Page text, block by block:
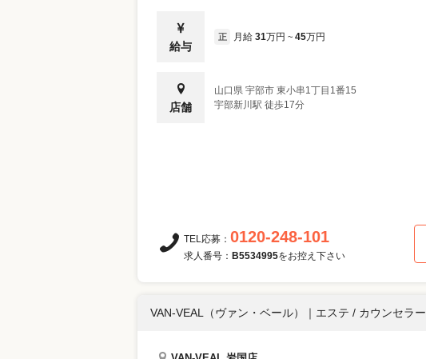
給与
正 月給 31万円 ~ 45万円
店舗
山口県 宇部市 東小串1丁目1番15
宇部新川駅 徒歩17分
TEL応募： 0120-248-101
求人番号： B5534995をお控え下さい
VAN-VEAL（ヴァン・ベール） ｜ エステ / カウンセラー